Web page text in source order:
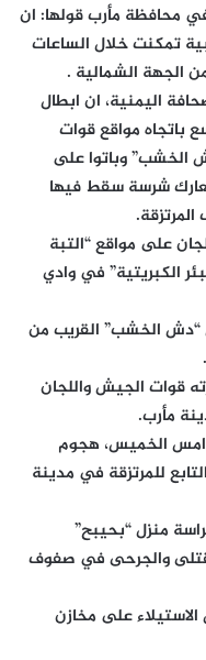
محافظة مأرب قولها: ان
تمكنت خلال الساعات
الجهة الشمالية .
اليمنية، ان ابطال
باتجاه مواقع قوات
الخشب” وباتوا على
شرسة سقط فيها
على مواقع “التبة
الكبريتية” في وادي
“دش الخشب” القريب من
قوات الجيش واللجان
مأرب.
الخميس، هجوم
للمرتزقة في مدينة
منزل “بحيبح”
والجرحى في صفوف
على مخازن